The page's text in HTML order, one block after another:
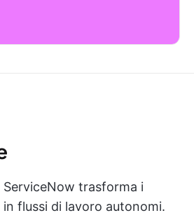
ServiceNow trasforma i
flussi di lavoro autonomi.